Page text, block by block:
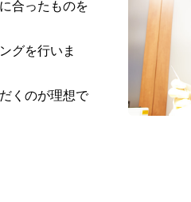
合ったものを
グを行いま
くのが理想で